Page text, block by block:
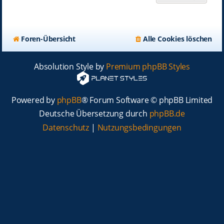
Foren-Übersicht Alle Cookies löschen
Absolution Style by Premium phpBB Styles
Powered by phpBB® Forum Software © phpBB Limited
Deutsche Übersetzung durch phpBB.de
Datenschutz | Nutzungsbedingungen